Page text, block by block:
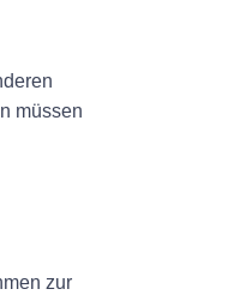
müssen
zur